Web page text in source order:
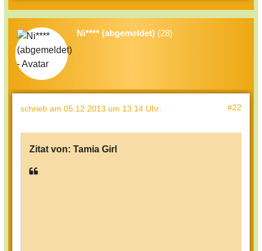
Ni**** (abgemeldet) (28)
schrieb am 05.12.2013 um 13:14 Uhr: #22
Zitat von: Tamia Girl